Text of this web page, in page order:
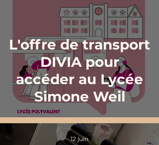
L'offre de transport
DIVIA pour
accéder au Lycée
Simone Weil
12 juin